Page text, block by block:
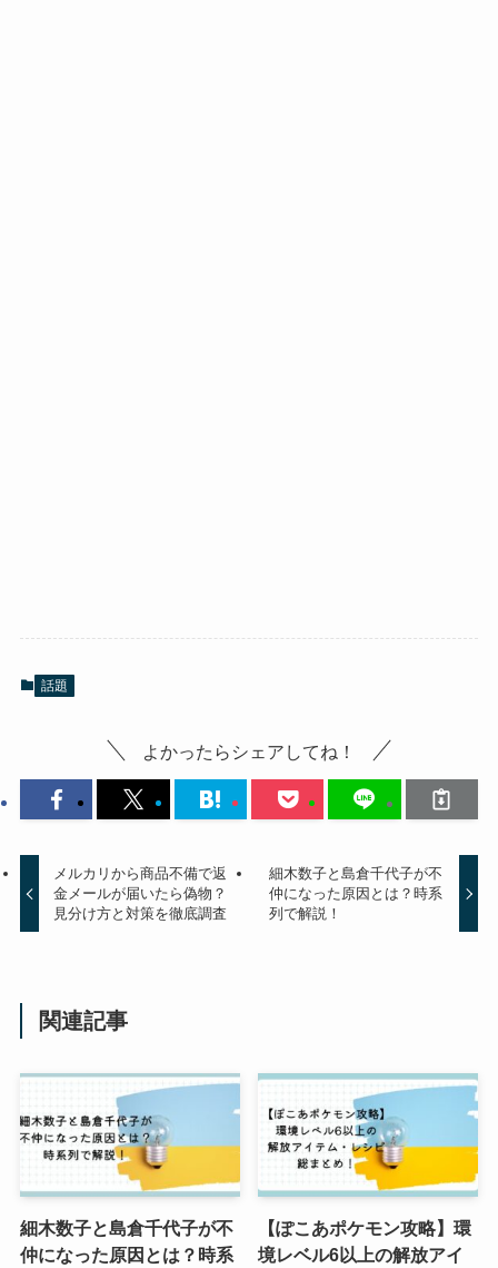
話題
よかったらシェアしてね！
メルカリから商品不備で返
金メールが届いたら偽物？
見分け方と対策を徹底調査
細木数子と島倉千代子が不
仲になった原因とは？時系
列で解説！
関連記事
細木数子と島倉千代子が不
仲になった原因とは？時系
【ぽこあポケモン攻略】環
境レベル6以上の解放アイ